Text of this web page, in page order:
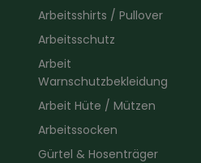
Arbeitsshirts / Pullover
Arbeitsschutz
Arbeit
Warnschutzbekleidung
Arbeit Hüte / Mützen
Arbeitssocken
Gürtel & Hosenträger